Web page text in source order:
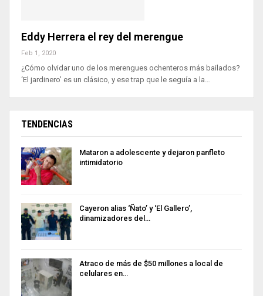
Eddy Herrera el rey del merengue
Feb 1, 2020
¿Cómo olvidar uno de los merengues ochenteros más bailados?
‘El jardinero’ es un clásico, y ese trap que le seguía a la…
TENDENCIAS
Mataron a adolescente y dejaron panfleto
intimidatorio
Cayeron alias ‘Ñato’ y ‘El Gallero’,
dinamizadores del…
Atraco de más de $50 millones a local de
celulares en…